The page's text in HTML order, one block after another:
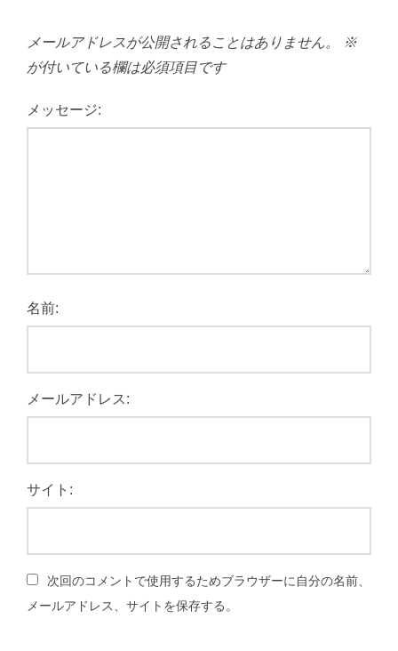
メールアドレスが公開されることはありません。
※
が付いている欄は必須項目です
メッセージ:
名前:
メールアドレス:
サイト:
次回のコメントで使用するためブラウザーに自分の名前、
メールアドレス、サイトを保存する。